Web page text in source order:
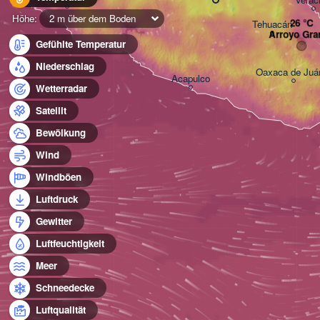
Höhe:
2 m über dem Boden
Gefühlte Temperatur
Niederschlag
Wetterradar
Satellit
Bewölkung
Wind
Windböen
Luftdruck
Gewitter
Luftfeuchtigkeit
Meer
Schneedecke
Luftqualität
Acapulco Oaxaca de
Tehuacán
Arroyo